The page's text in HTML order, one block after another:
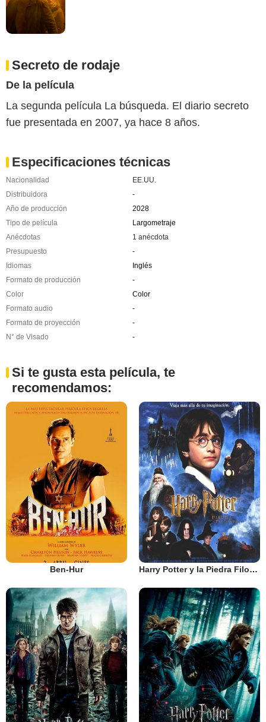
Secreto de rodaje
De la película
La segunda película La búsqueda. El diario secreto
fue presentada en 2007, ya hace 8 años.
Especificaciones técnicas
Nacionalidad
EE.UU.
Distribuidora
-
Año de producción
2028
Tipo de película
Largometraje
Anécdotas
1 anécdota
Presupuesto
-
Idiomas
Inglés
Formato de producción
-
Color
Color
Formato audio
-
Formato de proyección
-
N° de Visado
-
Si te gusta esta película, te
recomendamos:
Ben-Hur Harry Potter y la Piedra Filosofal